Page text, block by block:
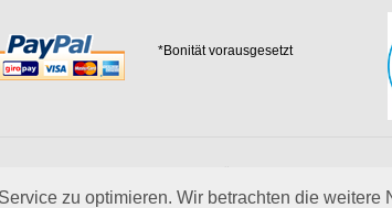
zu optimieren. Wir betrachten die weitere
*Bonität vorausgesetzt
unser Streben nach innovativen Lösungen in unvergleichliche